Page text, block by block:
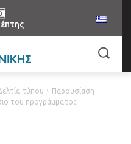
τύπου
Παρουσίαση
του προγράμματος